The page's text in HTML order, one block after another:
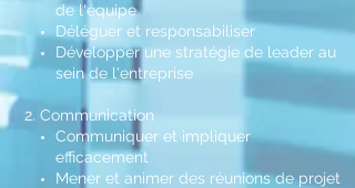
de l'équipe
Déléguer et responsabiliser
Développer une stratégie de leader au
sein de l'entreprise
2. Communication
Communiquer et impliquer
efficacement
Mener et animer des réunions de projet